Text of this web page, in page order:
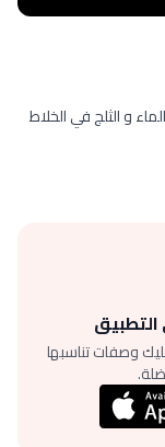
و الثلج في الخلاط
وصفات تناسبها